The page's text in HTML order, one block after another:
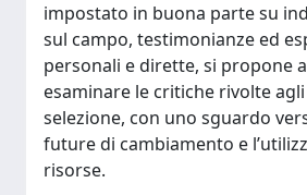
impostato in buona parte su
sul campo, testimonianze ed
personali e dirette, si propone
esaminare le critiche rivolte
selezione, con uno sguardo
future di cambiamento e
risorse.